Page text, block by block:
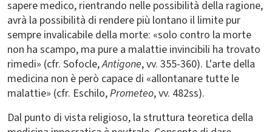
sapere medico, rientrando nelle possibilità della ragione,
avrà la possibilità di rendere più lontano il limite pur
sempre invalicabile della morte: «solo contro la morte
non ha scampo, ma pure a malattie invincibili ha trovato
rimedi» (cfr. Sofocle,Antigone, vv. 355-360). L'arte della
medicina non è però capace di «allontanare tutte le
malattie» (cfr. Eschilo,Prometeo, vv. 482ss).
Dal punto di vista religioso, la struttura teoretica della